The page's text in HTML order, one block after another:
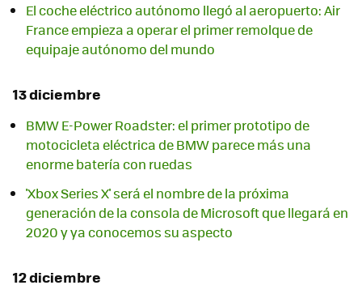
El coche eléctrico autónomo llegó al aeropuerto: Air
France empieza a operar el primer remolque de
equipaje autónomo del mundo
13 diciembre
BMW E-Power Roadster: el primer prototipo de
motocicleta eléctrica de BMW parece más una
enorme batería con ruedas
'Xbox Series X' será el nombre de la próxima
generación de la consola de Microsoft que llegará en
2020 y ya conocemos su aspecto
12 diciembre